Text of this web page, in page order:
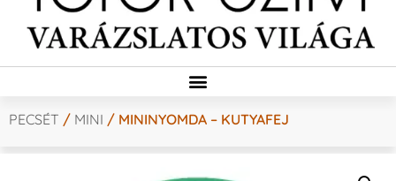
PECSÉT / MINI / MININYOMDA – KUTYAFEJ